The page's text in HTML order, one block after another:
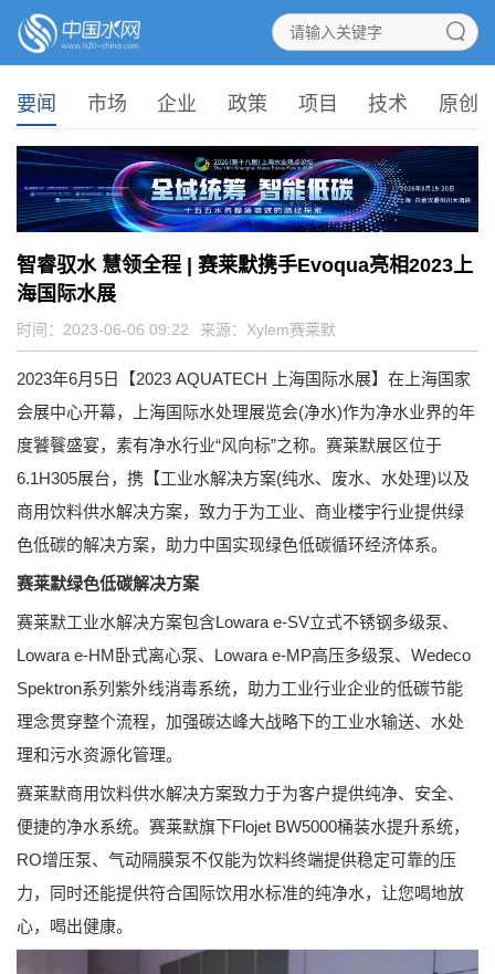
要闻 市场 企业 政策 项目 技术 原创
智睿驭水 慧领全程 | 赛莱默携手Evoqua亮相2023上
海国际水展
时间：2023-06-06 09:22 来源： Xylem赛莱默
2023年6月5日【2023 AQUATECH 上海国际水展】在上海国家
会展中心开幕，上海国际水处理展览会(净水)作为净水业界的年
度饕餮盛宴，素有净水行业“风向标”之称。赛莱默展区位于
6.1H305展台，携【工业水解决方案(纯水、废水、水处理)以及
商用饮料供水解决方案，致力于为工业、商业楼宇行业提供绿
色低碳的解决方案，助力中国实现绿色低碳循环经济体系。
赛莱默绿色低碳解决方案
赛莱默工业水解决方案包含Lowara e-SV立式不锈钢多级泵、
Lowara e-HM卧式离心泵、Lowara e-MP高压多级泵、Wedeco
Spektron系列紫外线消毒系统，助力工业行业企业的低碳节能
理念贯穿整个流程，加强碳达峰大战略下的工业水输送、水处
理和污水资源化管理。
赛莱默商用饮料供水解决方案致力于为客户提供纯净、安全、
便捷的净水系统。赛莱默旗下Flojet BW5000桶装水提升系统，
RO增压泵、气动隔膜泵不仅能为饮料终端提供稳定可靠的压
力，同时还能提供符合国际饮用水标准的纯净水，让您喝地放
心，喝出健康。